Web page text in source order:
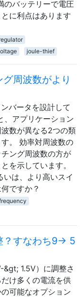
のバッテリーで電圧
に利点はあります
joule-thief
周波数がより
バータを設計して
、アプリケーション
数が異なる2つの類
。 効率対周波数の
ング周波数の方が
を示しています。
いは、より高いスイ
ですか？
？すなわち9-> 5
1.5V）に調整さ
け多くの電流を供
可能なオプション